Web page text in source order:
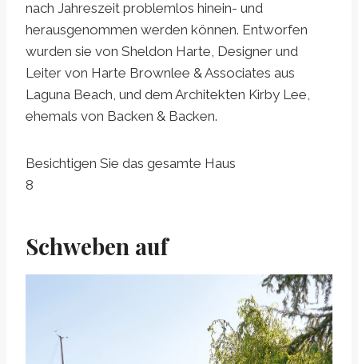
nach Jahreszeit problemlos hinein- und
herausgenommen werden können. Entworfen
wurden sie von Sheldon Harte, Designer und
Leiter von Harte Brownlee & Associates aus
Laguna Beach, und dem Architekten Kirby Lee,
ehemals von Backen & Backen.
Besichtigen Sie das gesamte Haus
8
Schweben auf